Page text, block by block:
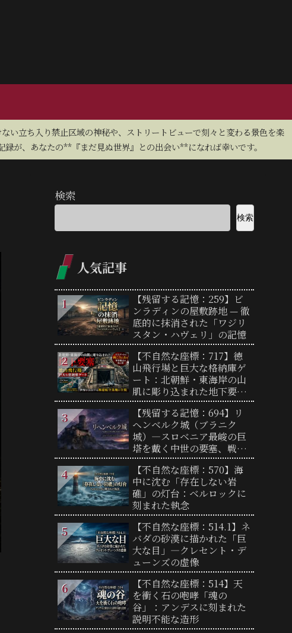
い立ち入り禁止区域の神秘や、ストリートビューで刻々と変わる景色を楽
が、あなたの**『まだ見ぬ世界』との出会い**になれば幸いです。
検索
検索
人気記事
【残留する記憶：259】ビ
ンラディンの屋敷跡地 — 徹
底的に抹消された「ワジリ
スタン・ハヴェリ」の記憶
【不自然な座標：717】徳
山飛行場と巨大な格納庫ゲ
ート：北朝鮮・東海岸の山
肌に彫り込まれた地下要塞
と奇妙なループ状誘導路の
謎
【残留する記憶：694】リ
ヘンベルク城（ブラニク
城）―スロベニア最峻の巨
塔を戴く中世の要塞、戦火
の悲劇を乗り越え神秘の夜
獣たちが守り継ぐ要塞の歴
史と真実
【不自然な座標：570】海
中に沈む「存在しない岩
礁」の灯台：ベルロックに
刻まれた執念
【不自然な座標：514.1】ネ
バダの砂漠に描かれた「巨
大な目」―クレセント・デ
ューンズの虚像
【不自然な座標：514】天
を衝く石の咆哮「魂の
谷」：アンデスに刻まれた
説明不能な造形